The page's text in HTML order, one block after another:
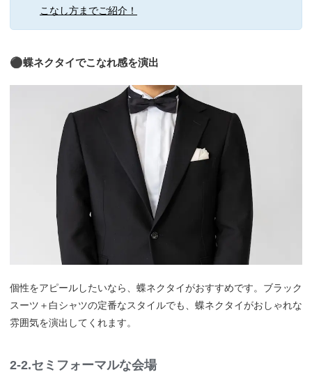
こなし方までご紹介！
⚫︎蝶ネクタイでこなれ感を演出
個性をアピールしたいなら、蝶ネクタイがおすすめです。ブラック
スーツ＋白シャツの定番なスタイルでも、蝶ネクタイがおしゃれな
雰囲気を演出してくれます。
2-2.セミフォーマルな会場